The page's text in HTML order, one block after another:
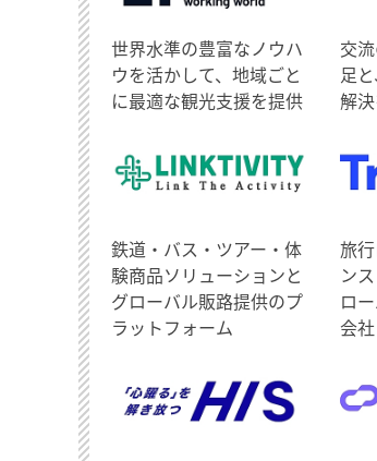
世界水準の豊富なノウハ
ウを活かして、地域ごと
に最適な観光支援を提供
交
足
解
鉄道・バス・ツアー・体
験商品ソリューションと
グローバル販路提供のプ
ラットフォーム
旅
ン
ロ
会社